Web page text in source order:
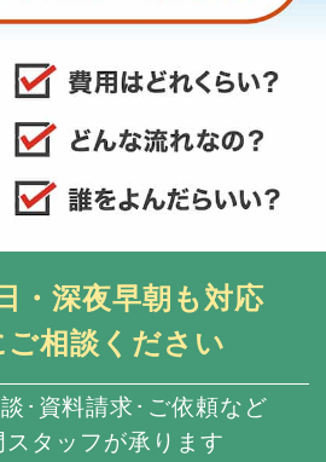
・深夜早朝も対応
ご相談ください
･資料請求･ご依頼など
タッフが承ります